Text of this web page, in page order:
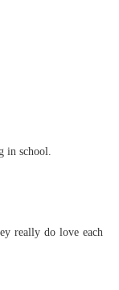
in school.
really do love each